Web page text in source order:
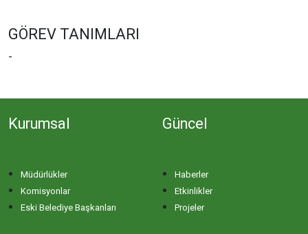
GÖREV TANIMLARI
-
Kurumsal
Müdürlükler
Komisyonlar
Eski Belediye Başkanları
Güncel
Haberler
Etkinlikler
Projeler